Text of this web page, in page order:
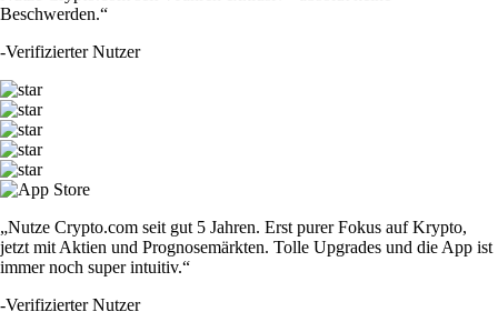
Beschwerden.“
-Verifizierter Nutzer
„Nutze Crypto.com seit gut 5 Jahren. Erst purer Fokus auf Krypto,
jetzt mit Aktien und Prognosemärkten. Tolle Upgrades und die App ist
immer noch super intuitiv.“
-Verifizierter Nutzer